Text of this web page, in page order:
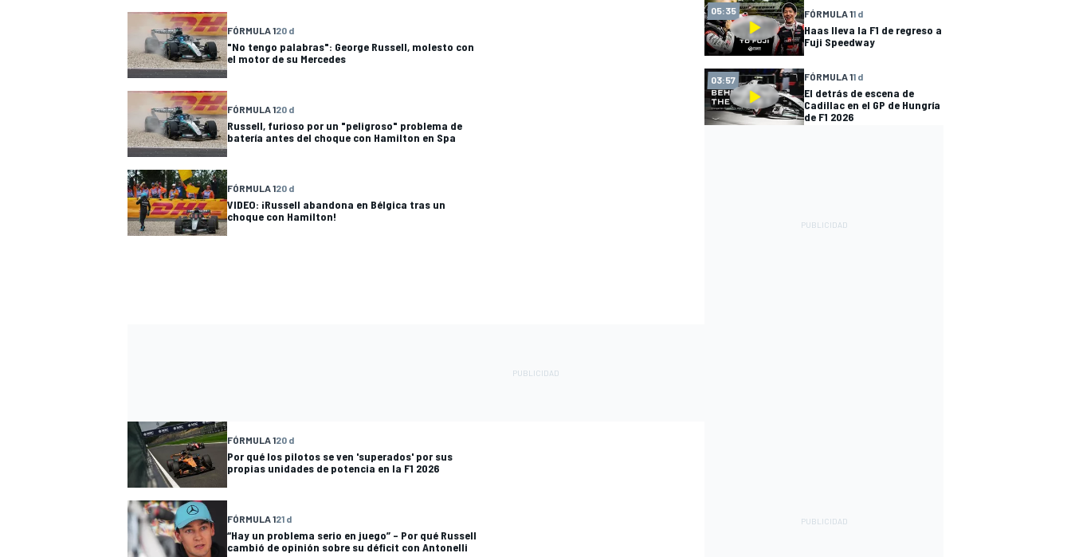
FÓRMULA 120 d
"No tengo palabras": George Russell, molesto con
el motor de su Mercedes
FÓRMULA 120 d
Russell, furioso por un "peligroso" problema de
batería antes del choque con Hamilton en Spa
FÓRMULA 120 d
VIDEO: ¡Russell abandona en Bélgica tras un
choque con Hamilton!
05:35 FÓRMULA 11 d
Haas lleva la F1 de regreso a
Fuji Speedway
03:57 FÓRMULA 11 d
El detrás de escena de
Cadillac en el GP de Hungría
de F1 2026
FÓRMULA 120 d
Por qué los pilotos se ven 'superados' por sus
propias unidades de potencia en la F1 2026
FÓRMULA 121 d
“Hay un problema serio en juego” – Por qué Russell
cambió de opinión sobre su déficit con Antonelli